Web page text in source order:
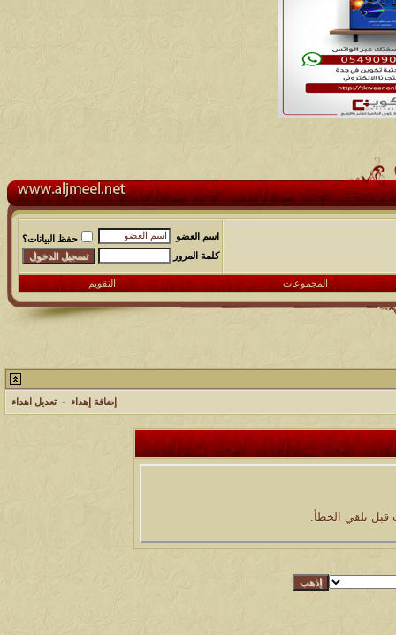
اسم العضو
حفظ البيانات؟
كلمة المرور
المجموعات التقويم
إضافة إهداء - تعديل اهداء
قبل تلقي الخطأ.